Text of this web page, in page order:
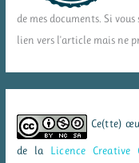
de mes documents. Si
lien vers l'article mais ne
Ce(tte)
de la Licence